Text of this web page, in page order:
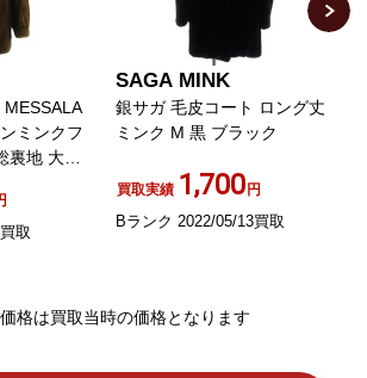
ミンクフ
地 大き
ラウン
取
SAGA MINK
銀サガ 毛皮コート ロング丈
ミンク M 黒 ブラック
買取実績 1,700円
Bランク 2022/05/13買取
格は買取当時の価格となります